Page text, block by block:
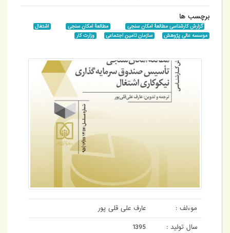
برچسب ها
گزارش کارشناسی مطالعۀ امکان سنجی مطالعۀ امکان سنجی
اشتغال
موسسه عالی پژوهش
سازمان تامین اجتماعی وزارت کار
موءلف :
عارف علی قلی پور
سال تولید :
1395